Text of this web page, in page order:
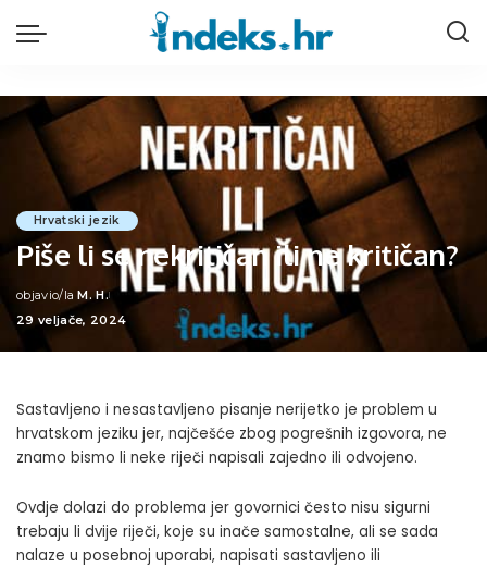
Hrvatski jezik
Piše li se nekritičan ili ne kritičan?
Posted
by
objavio/la M. H.
29 veljače, 2024
Sastavljeno i nesastavljeno pisanje nerijetko je problem u
hrvatskom jeziku jer, najčešće zbog pogrešnih izgovora, ne
znamo bismo li neke riječi napisali zajedno ili odvojeno.
Ovdje dolazi do problema jer govornici često nisu sigurni
trebaju li dvije riječi, koje su inače samostalne, ali se sada
nalaze u posebnoj uporabi, napisati sastavljeno ili